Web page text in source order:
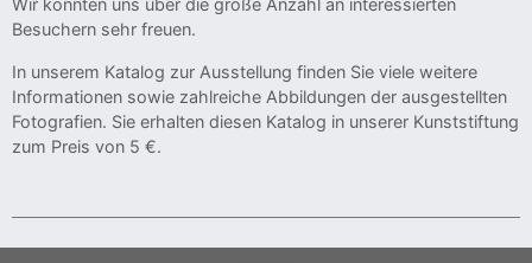
Wir konnten uns über die große Anzahl an interessierten
Besuchern sehr freuen.
In unserem Katalog zur Ausstellung finden Sie viele weitere
Informationen sowie zahlreiche Abbildungen der ausgestellten
Fotografien. Sie erhalten diesen Katalog in unserer Kunststiftung
zum Preis von 5 €.